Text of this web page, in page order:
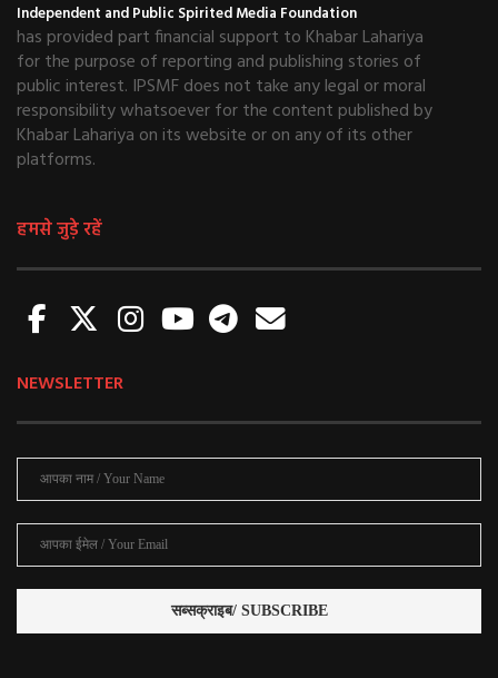
Independent and Public Spirited Media Foundation
has provided part financial support to Khabar Lahariya
for the purpose of reporting and publishing stories of
public interest. IPSMF does not take any legal or moral
responsibility whatsoever for the content published by
Khabar Lahariya on its website or on any of its other
platforms.
हमसे जुड़े रहें
NEWSLETTER